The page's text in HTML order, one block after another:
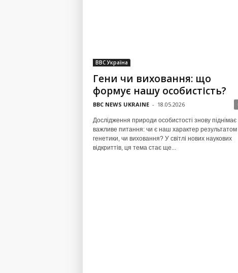
BBC Україна
Гени чи виховання: що
формує нашу особистість?
BBC NEWS UKRAINE - 18.05.2026
Дослідження природи особистості знову піднімає
важливе питання: чи є наш характер результатом
генетики, чи виховання? У світлі нових наукових
відкриттів, ця тема стає ще...